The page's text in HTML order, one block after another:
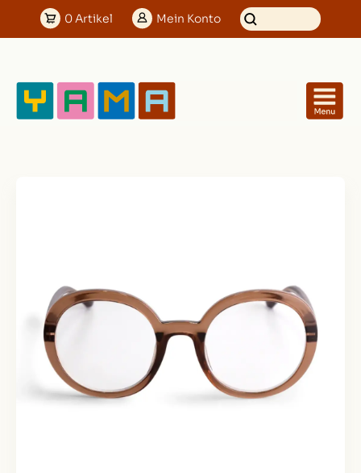
0Artikel Mein Konto